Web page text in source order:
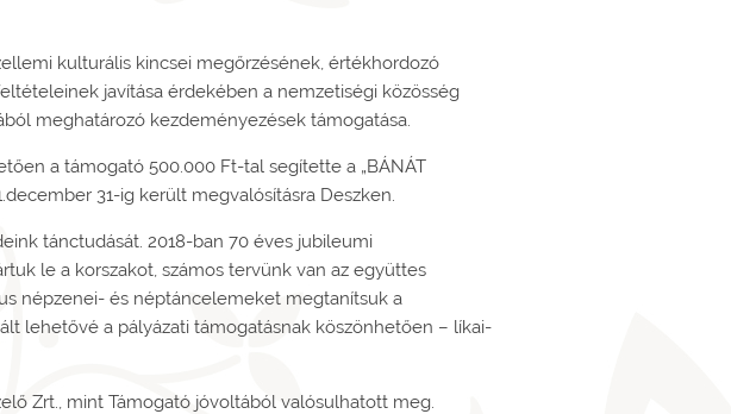
kulturális kincsei megőrzésének, értékhordozó
javítása érdekében a nemzetiségi közösség
meghatározó kezdeményezések támogatása.
a támogató 500.000 Ft-tal segítette a „BÁNÁT
31-ig került megvalósításra Deszken.
tánctudását. 2018-ban 70 éves jubileumi
le a korszakot, számos tervünk van az együttes
népzenei- és néptáncelemeket megtanítsuk a
lehetővé a pályázati támogatásnak köszönhetően – líkai-
Zrt., mint Támogató jóvoltából valósulhatott meg.